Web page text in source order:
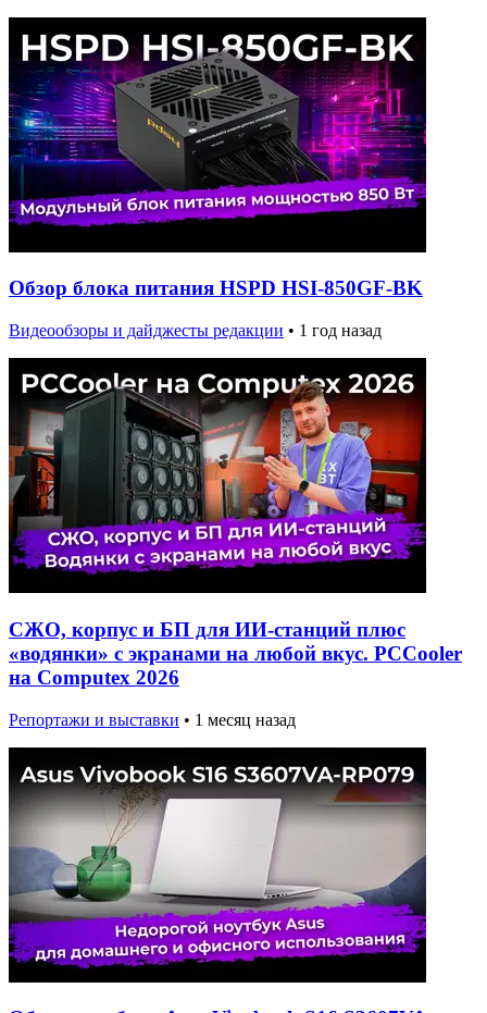
Обзор блока питания HSPD HSI-850GF-BK
Видеообзоры и дайджесты редакции • 1 год назад
СЖО, корпус и БП для ИИ-станций плюс
«водянки» с экранами на любой вкус. PCCooler
на Computex 2026
Репортажи и выставки • 1 месяц назад